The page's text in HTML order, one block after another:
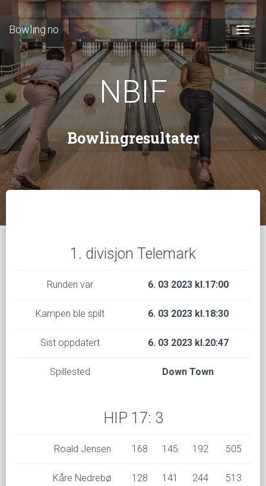
Bowling.no
NBIF
Bowlingresultater
1. divisjon Telemark
Runden var 6. 03 2023 kl.17:00
Kampen ble spilt 6. 03 2023 kl.18:30
Sist oppdatert 6. 03 2023 kl.20:47
Spillested Down Town
HIP 17: 3
Roald Jensen 168 145 192 505
Kåre Nedrebø 128 141 244 513